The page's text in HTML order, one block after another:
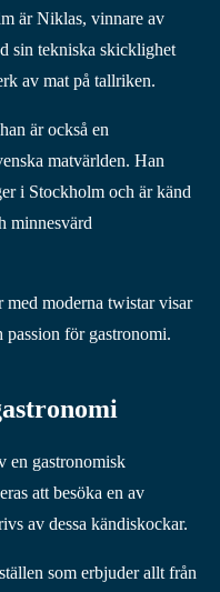
är Niklas, vinnare av
sin tekniska skicklighet
av mat på tallriken.
är också en
matvärlden. Han
i Stockholm och är känd
minnesvärd
med moderna twistar visar
för gastronomi.
en gastronomisk
att besöka en av
av dessa kändiskockar.
som erbjuder allt från